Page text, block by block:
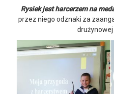
Rysiek jest harcerzem na
przez niego odznaki za
drużynowej